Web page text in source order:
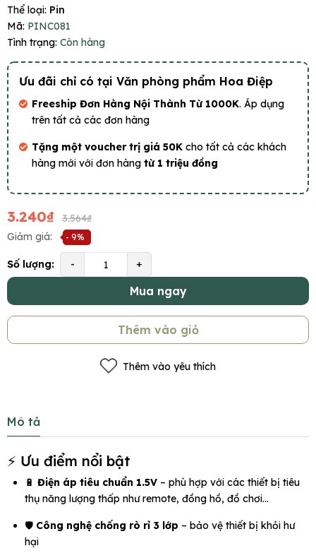
Thể loại: Pin
Mã: PINC081
Tình trạng: Còn hàng
Ưu đãi chỉ có tại Văn phòng phẩm Hoa Điệp
Freeship Đơn Hàng Nội Thành Từ 1000K. Áp dụng
trên tất cả các đơn hàng
Tặng một voucher trị giá 50K cho tất cả các khách
hàng mới với đơn hàng từ 1 triệu đồng
3.240₫
3.564₫
Giảm giá:
- 9%
Số lượng: - +
Mua ngay
Thêm vào giỏ
Thêm vào yêu thích
Mô tả
⚡ Ưu điểm nổi bật
🔋 Điện áp tiêu chuẩn 1.5V – phù hợp với các thiết bị tiêu
thụ năng lượng thấp như remote, đồng hồ, đồ chơi…
🛡️ Công nghệ chống rò rỉ 3 lớp – bảo vệ thiết bị khỏi hư
hại